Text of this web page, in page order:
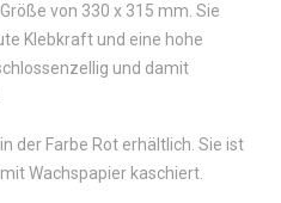
von 330 x 315 mm. Sie
Klebkraft und eine hohe
und damit
der Farbe Rot erhältlich. Sie ist
Wachspapier kaschiert.